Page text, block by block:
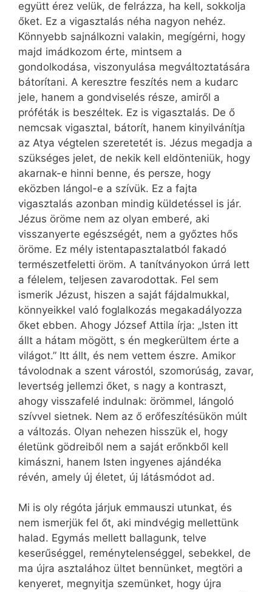
együtt érez velük, de felrázza, ha kell, sokkolja
őket. Ez a vigasztalás néha nagyon nehéz.
Könnyebb sajnálkozni valakin, megígérni, hogy
majd imádkozom érte, mintsem a
gondolkodása, viszonyulása megváltoztatására
bátorítani. A keresztre feszítés nem a kudarc
jele, hanem a gondviselés része, amiről a
próféták is beszéltek. Ez is vigasztalás. De ő
nemcsak vigasztal, bátorít, hanem kinyilvánítja
az Atya végtelen szeretetét is. Jézus megadja a
szükséges jelet, de nekik kell eldönteniük, hogy
akarnak-e hinni benne, és persze, hogy
eközben lángol-e a szívük. Ez a fajta
vigasztalás azonban mindig küldetéssel is jár.
Jézus öröme nem az olyan emberé, aki
visszanyerte egészségét, nem a győztes hős
öröme. Ez mély istentapasztalatból fakadó
természetfeletti öröm. A tanítványokon úrrá lett
a félelem, teljesen zavarodottak. Fel sem
ismerik Jézust, hiszen a saját fájdalmukkal,
könnyeikkel való foglalkozás megakadályozza
őket ebben. Ahogy József Attila írja: „Isten itt
állt a hátam mögött, s én megkerültem érte a
világot.” Itt állt, és nem vettem észre. Amikor
távolodnak a szent várostól, szomorúság, zavar,
levertség jellemzi őket, s nagy a kontraszt,
ahogy visszafelé indulnak: örömmel, lángoló
szívvel sietnek. Nem az ő erőfeszítésükön múlt
a változás. Olyan nehezen hisszük el, hogy
életünk gödreiből nem a saját erőnkből kell
kimászni, hanem Isten ingyenes ajándéka
révén, amely új életet, új látásmódot ad.
Mi is oly régóta járjuk emmauszi utunkat, és
nem ismerjük fel őt, aki mindvégig mellettünk
halad. Egymás mellett ballagunk, telve
keserűséggel, reménytelenséggel, sebekkel, de
ma újra asztalához ültet bennünket, megtöri a
kenyeret, megnyitja szemünket, hogy újra